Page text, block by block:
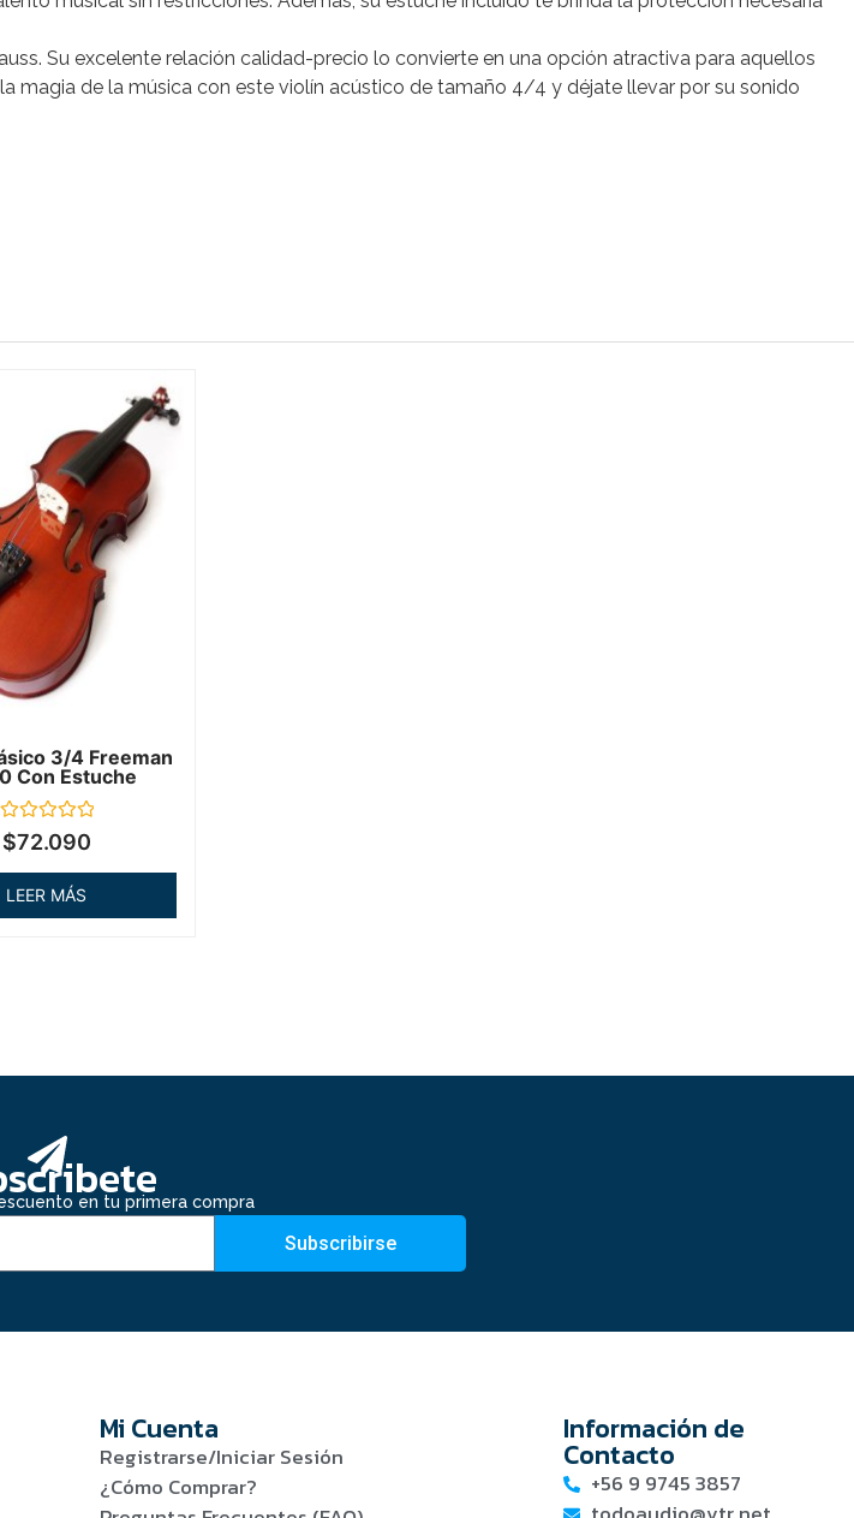
Su excelente relación calidad-precio lo convierte en una opción atractiva para aquellos
magia de la música con este violín acústico de tamaño 4/4 y déjate llevar por su sonido
3/4 Freeman
Con Estuche
Valorado
en
5
$72.090
LEER MÁS
en tu primera compra
Subscribirse
Mi Cuenta
Registrarse/Iniciar Sesión
¿Cómo Comprar?
Información de
Contacto
+56 9 9745 3857